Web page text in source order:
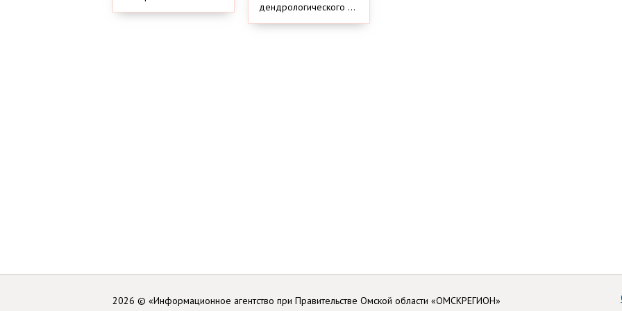
дендрологического ...
2026 © «Информационное агентство при Правительстве Омской области «ОМСКРЕГИОН»